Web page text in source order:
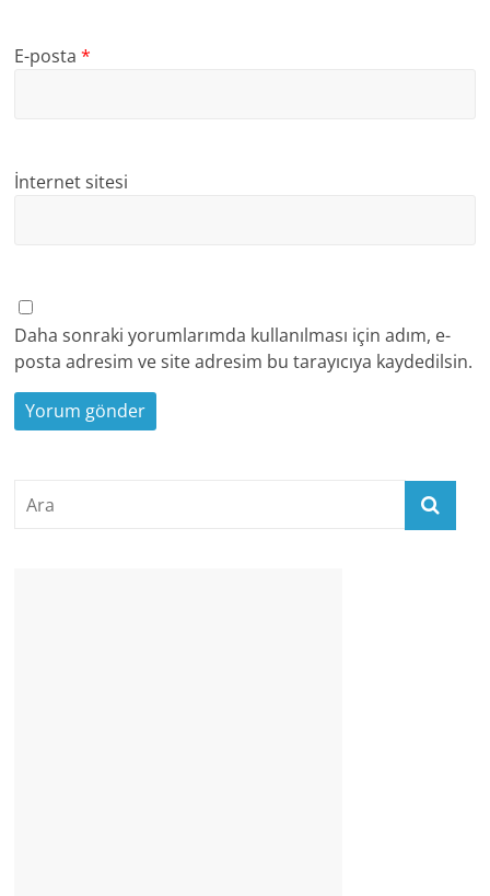
E-posta*
İnternet sitesi
Daha sonraki yorumlarımda kullanılması için adım, e-
posta adresim ve site adresim bu tarayıcıya kaydedilsin.